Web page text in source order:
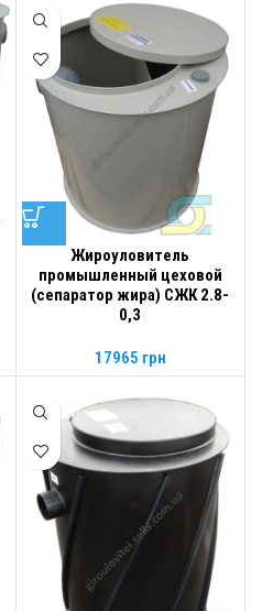
Жироуловитель
промышленный цеховой
(сепаратор жира) СЖК 2.8-
0,3
17965 грн